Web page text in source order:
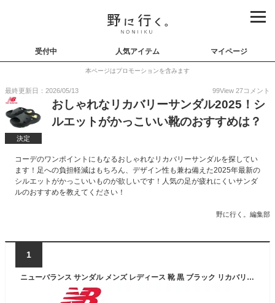
受付中 人気アイテム マイページ
本ページはプロモーションを含みます
最終更新日：2026/05/13 99View 27コメント
決定
おしゃれなリカバリーサンダル2025！シ
ルエットがかっこいい靴のおすすめは？
コーデのワンポイントにもなるおしゃれなリカバリーサンダルを探してい
ます！足への負担軽減はもちろん、デザイン性も兼ね備えた2025年最新の
シルエットがかっこいいものが欲しいです！人気の足が疲れにくいサンダ
ルのおすすめを教えてください！
野に行く。編集部
1
ニューバランス サンダル メンズ レディース 靴 黒 ブラック リカバリーサンダル コンフォートサンダル ビーチサンダル 厚底 軽い 軽量 疲労軽減 ウォーキング おしゃれ 洗濯 スポーツ 大人 クッション 疲れない かっこいい 歩きやすい NewBalance RCVRYSK1